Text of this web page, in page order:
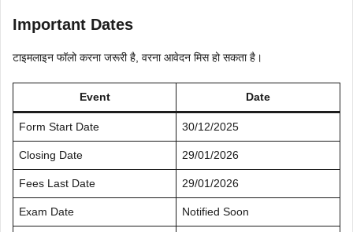
Important Dates
टाइमलाइन फॉलो करना जरूरी है, वरना आवेदन मिस हो सकता है।
Event Date
Form Start Date 30/12/2025
Closing Date 29/01/2026
Fees Last Date 29/01/2026
Exam Date Notified Soon